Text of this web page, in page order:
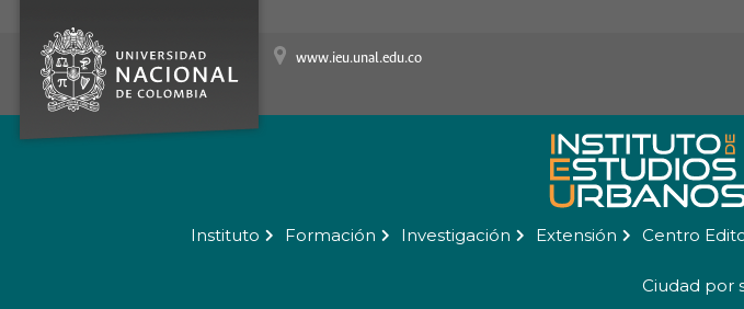
www.ieu.unal.edu.co
Instituto Formación Investigación Extensión Centro
Ciudad por